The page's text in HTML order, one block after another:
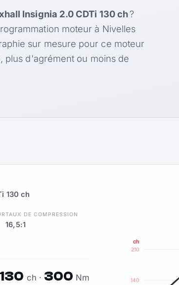
Insignia 2.0 CDTi 130 ch?
moteur à Nivelles
sur mesure pour ce moteur
plus d'agrément ou moins de
130 ch
TAUX DE COMPRESSION
16,5:1
ch · 300 Nm 140
210
ch